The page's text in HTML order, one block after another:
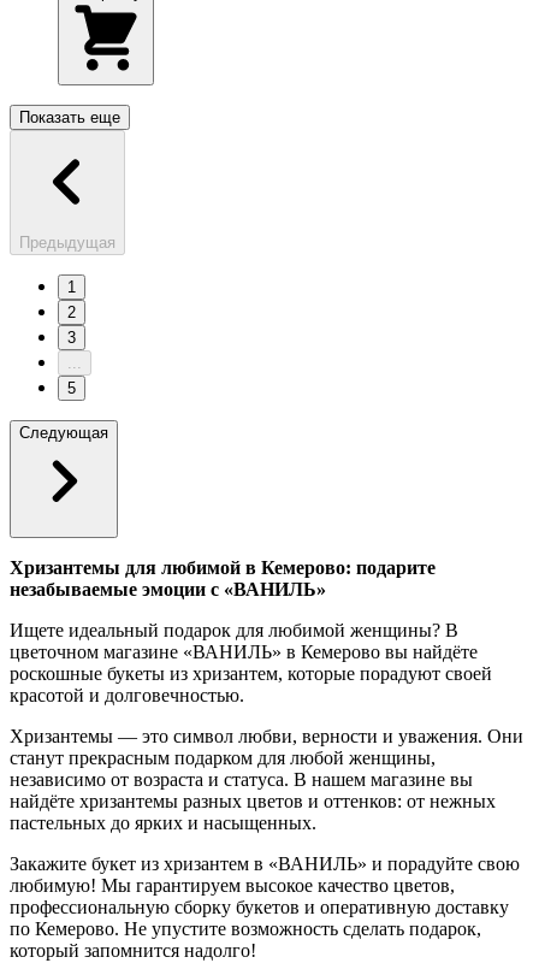
Показать еще
Предыдущая
1
2
3
...
5
Следующая
Хризантемы для любимой в Кемерово: подарите
незабываемые эмоции с «ВАНИЛЬ»
Ищете идеальный подарок для любимой женщины? В
цветочном магазине «ВАНИЛЬ» в Кемерово вы найдёте
роскошные букеты из хризантем, которые порадуют своей
красотой и долговечностью.
Хризантемы — это символ любви, верности и уважения. Они
станут прекрасным подарком для любой женщины,
независимо от возраста и статуса. В нашем магазине вы
найдёте хризантемы разных цветов и оттенков: от нежных
пастельных до ярких и насыщенных.
Закажите букет из хризантем в «ВАНИЛЬ» и порадуйте свою
любимую! Мы гарантируем высокое качество цветов,
профессиональную сборку букетов и оперативную доставку
по Кемерово. Не упустите возможность сделать подарок,
который запомнится надолго!